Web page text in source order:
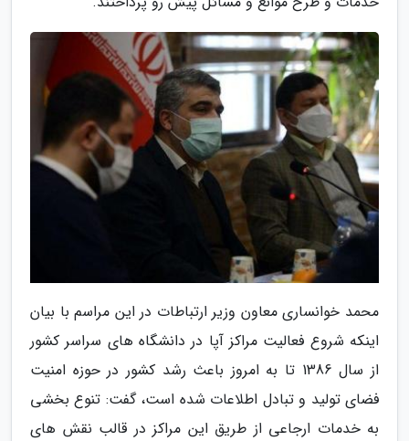
محمد خوانساری معاون وزیر ارتباطات در این مراسم با بیان
اینکه شروع فعالیت مراکز آپا در دانشگاه های سراسر کشور
از سال 1386 تا به امروز باعث رشد کشور در حوزه امنیت
فضای تولید و تبادل اطلاعات شده است، گفت: تنوع بخشی
به خدمات ارجاعی از طریق این مراکز در قالب نقش های